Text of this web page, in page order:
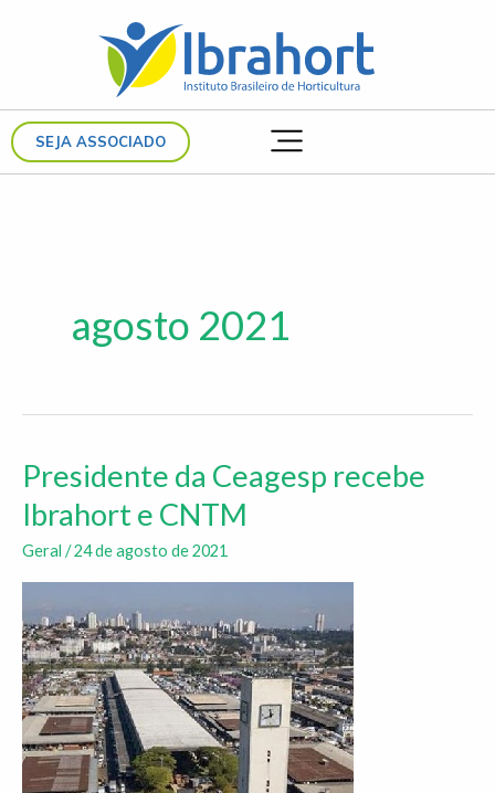
SEJA ASSOCIADO
agosto 2021
Presidente da Ceagesp recebe
Ibrahort e CNTM
Geral /24 de agosto de 2021
Presidente
da
Ceagesp
recebe
e
CNTM